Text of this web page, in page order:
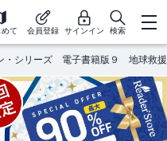
て 会員登録 サインイン 検索
・シリーズ 電子書籍版９ 地球救援